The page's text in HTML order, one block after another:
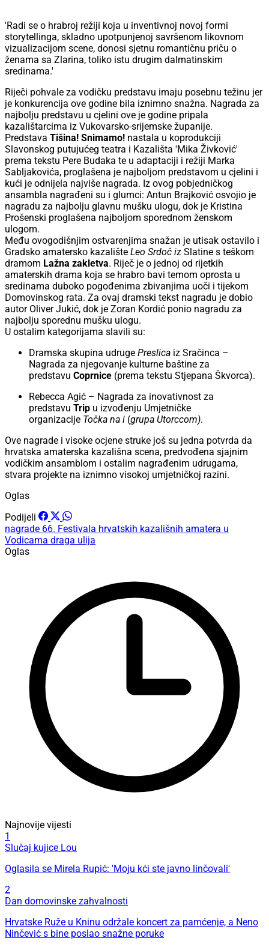
'Radi se o hrabroj režiji koja u inventivnoj novoj formi
storytellinga, skladno upotpunjenoj savršenom likovnom
vizualizacijom scene, donosi sjetnu romantičnu priču o
ženama sa Zlarina, toliko istu drugim dalmatinskim
sredinama.'
Riječi pohvale za vodičku predstavu imaju posebnu težinu jer
je konkurencija ove godine bila iznimno snažna. Nagrada za
najbolju predstavu u cjelini ove je godine pripala
kazalištarcima iz Vukovarsko-srijemske županije.
Predstava Tišina! Snimamo! nastala u koprodukciji
Slavonskog putujućeg teatra i Kazališta 'Mika Živković'
prema tekstu Pere Budaka te u adaptaciji i režiji Marka
Sabljakovića, proglašena je najboljom predstavom u cjelini i
kući je odnijela najviše nagrada. Iz ovog pobjedničkog
ansambla nagrađeni su i glumci: Antun Brajković osvojio je
nagradu za najbolju glavnu mušku ulogu, dok je Kristina
Prošenski proglašena najboljom sporednom ženskom
ulogom.
Među ovogodišnjim ostvarenjima snažan je utisak ostavilo i
Gradsko amatersko kazalište Leo Srdoč iz Slatine s teškom
dramom Lažna zakletva. Riječ je o jednoj od rijetkih
amaterskih drama koja se hrabro bavi temom oprosta u
sredinama duboko pogođenima zbivanjima uoči i tijekom
Domovinskog rata. Za ovaj dramski tekst nagradu je dobio
autor Oliver Jukić, dok je Zoran Kordić ponio nagradu za
najbolju sporednu mušku ulogu.
U ostalim kategorijama slavili su:
Dramska skupina udruge Preslica iz Sračinca –
Nagrada za njegovanje kulturne baštine za
predstavu Coprnice (prema tekstu Stjepana Škvorca).
Rebecca Agić – Nagrada za inovativnost za
predstavu Trip u izvođenju Umjetničke
organizacije Točka na i (grupa Utorccom).
Ove nagrade i visoke ocjene struke još su jedna potvrda da
hrvatska amaterska kazališna scena, predvođena sjajnim
vodičkim ansamblom i ostalim nagrađenim udrugama,
stvara projekte na iznimno visokoj umjetničkoj razini.
Oglas
Podijeli
nagrade 66. Festivala hrvatskih kazališnih amatera u
Vodicama draga ulija
Oglas
Najnovije vijesti
1
Slučaj kujice Lou
Oglasila se Mirela Rupić: 'Moju kći ste javno linčovali'
2
Dan domovinske zahvalnosti
Hrvatske Ruže u Kninu održale koncert za pamćenje, a Neno
Ninčević s bine poslao snažne poruke